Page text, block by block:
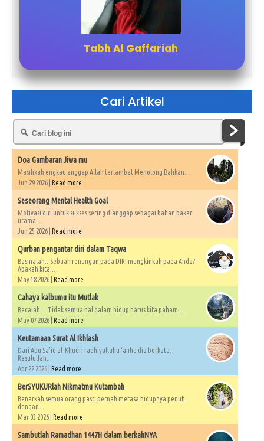
Tabh Al Gaffariah
Cari Artikel
Doa Gambaran Jiwa mu
Masihkah engkau anggap Allah terlambat Menolong Bahkan...
Jun 29 2026 | Read more
Seseorang Mental Health Goal
Motivasi diri untuk sukses sering dianggap sebagai bahan bakar
utama...
Jun 25 2026 | Read more
Qurban pengantar diri dalam Taqwa
Basmalah...Sebuah renungan pada DIRI mungkinkah pada Anda?
Apakah kita...
May 18 2026 | Read more
Cahaya kalbumu itu Mutlak
Bacalah ... Tidak semua hal dalam hidup harus kita pahami...
May 07 2026 | Read more
Keutamaan Surat Al Ikhlash
Dari Abu Sa’id al-Khudri radhiyallahu ‘anhu dia berkata:
Rasulullah...
Apr 22 2026 | Read more
BerSYUKURlah Nikmatmu Kutambah
Benarkah semua orang pasti pernah merasa hidupnya penuh
dengan...
Mar 03 2026 | Read more
Sambutlah Ramadhan 1447H dalam berkahNYA